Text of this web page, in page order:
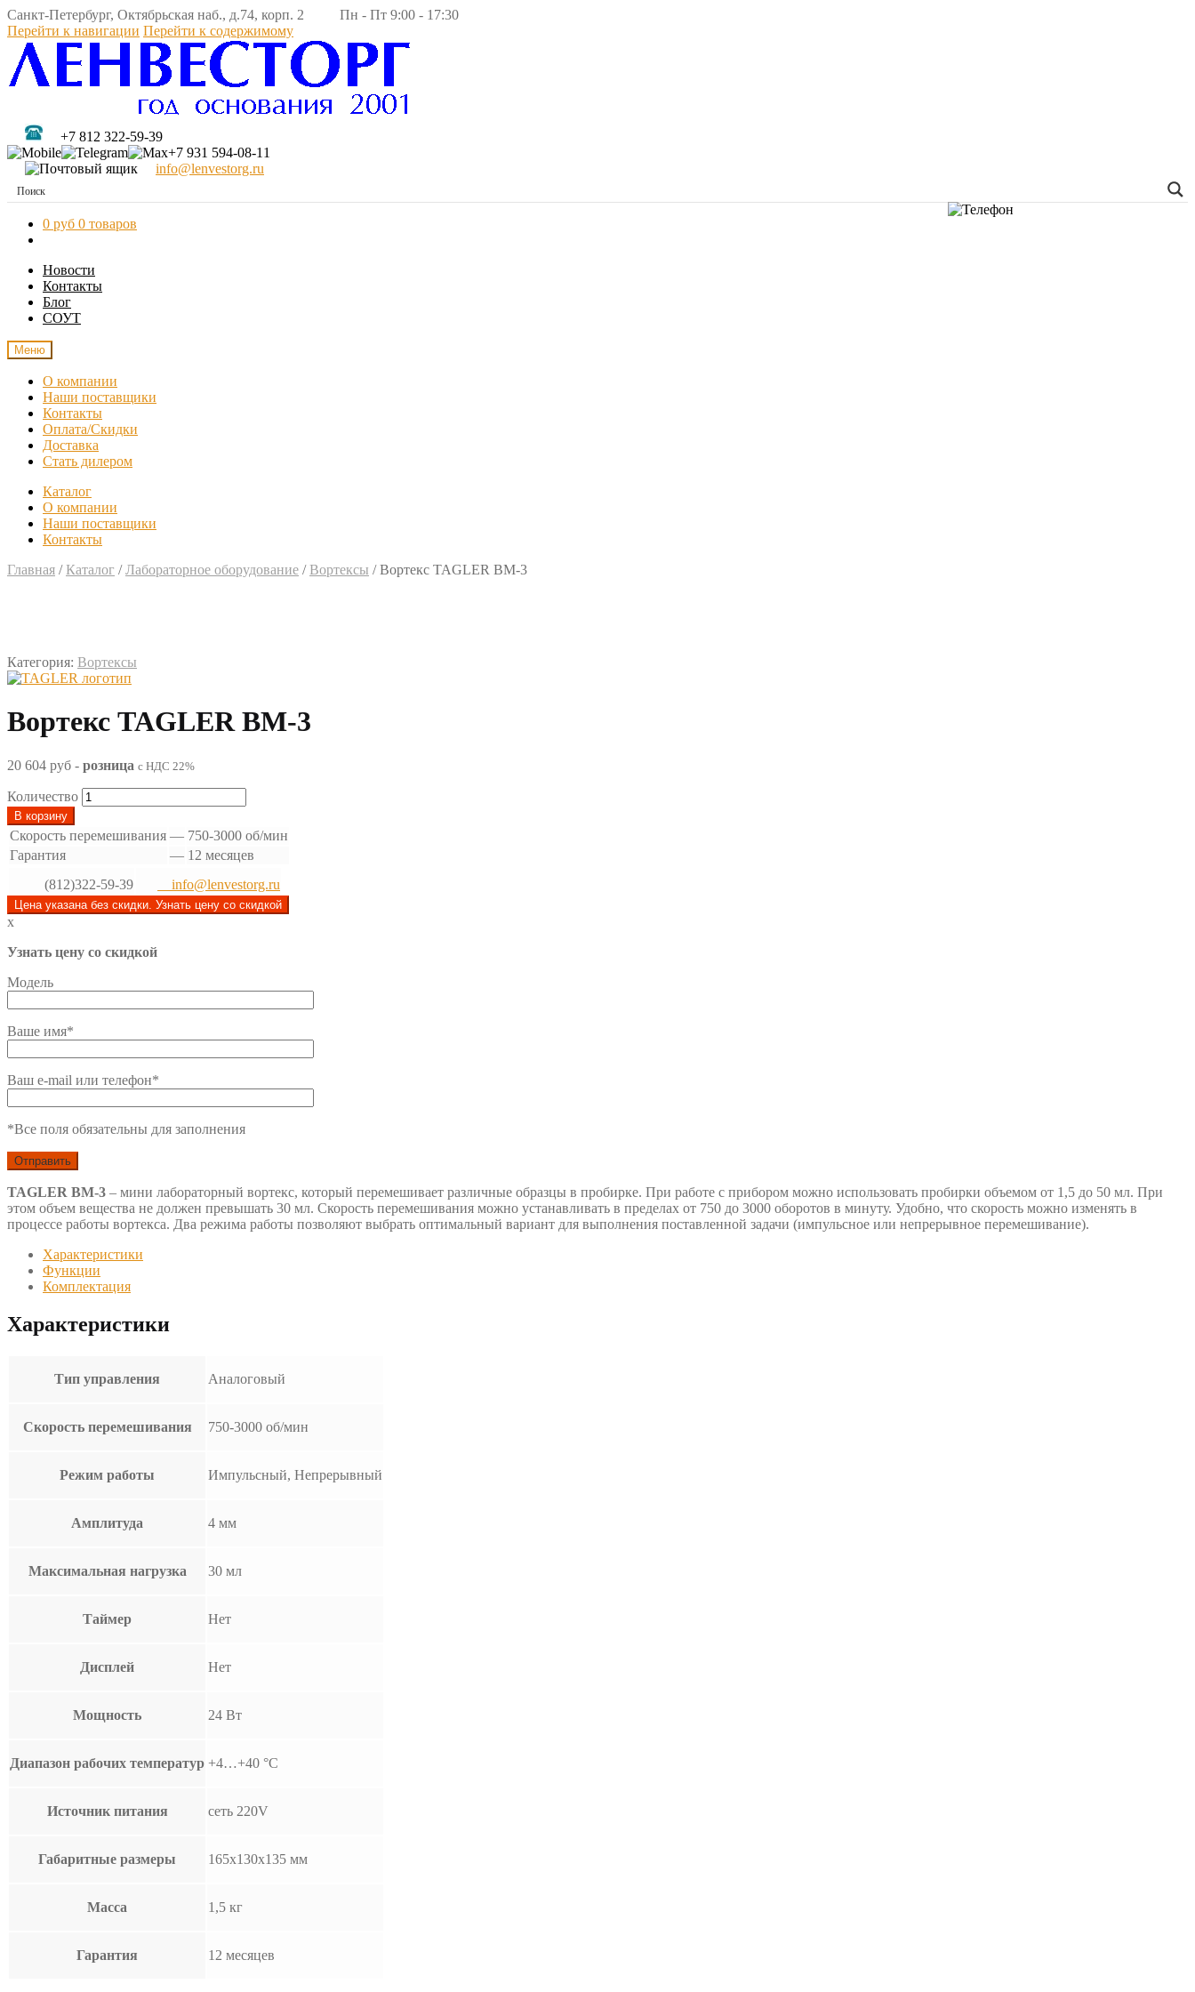
Санкт-Петербург, Октябрьская наб., д.74, корп. 2 Пн - Пт 9:00 - 17:30
Перейти к навигации Перейти к содержимому
+7 812 322-59-39
+7 931 594-08-11
info@lenvestorg.ru
0 руб 0 товаров
Новости
Контакты
Блог
СОУТ
Меню
О компании
Наши поставщики
Контакты
Оплата/Скидки
Доставка
Стать дилером
Каталог
О компании
Наши поставщики
Контакты
Главная / Каталог /Лабораторное оборудование / Вортексы /Вортекс TAGLER ВМ-3
Категория: Вортексы
Вортекс TAGLER ВМ-3
20 604 руб - розница с НДС 22%
Количество
В корзину
Скорость перемешивания — 750-3000 об/мин
Гарантия
— 12 месяцев
(812)322-59-39
info@lenvestorg.ru
Цена указана без скидки. Узнать цену со скидкой
x
Узнать цену со скидкой
Модель
Ваше имя*
Ваш e-mail или телефон*
*Все поля обязательны для заполнения
TAGLER ВМ-3 – мини лабораторный вортекс, который перемешивает различные образцы в пробирке. При работе с прибором можно использовать пробирки объемом от 1,5 до 50 мл. При
этом объем вещества не должен превышать 30 мл. Скорость перемешивания можно устанавливать в пределах от 750 до 3000 оборотов в минуту. Удобно, что скорость можно изменять в
процессе работы вортекса. Два режима работы позволяют выбрать оптимальный вариант для выполнения поставленной задачи (импульсное или непрерывное перемешивание).
Характеристики
Функции
Комплектация
Характеристики
Тип управления Аналоговый
Скорость перемешивания 750-3000 об/мин
Режим работы Импульсный, Непрерывный
Амплитуда 4 мм
Максимальная нагрузка 30 мл
Таймер Нет
Дисплей Нет
Мощность 24 Вт
Диапазон рабочих температур +4…+40 °C
Источник питания сеть 220V
Габаритные размеры 165х130х135 мм
Масса 1,5 кг
Гарантия 12 месяцев